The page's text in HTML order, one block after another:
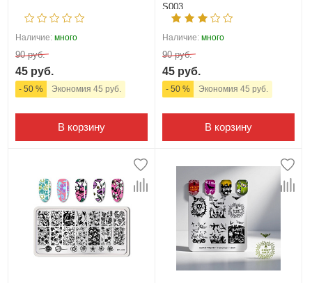
Наличие: много
90 руб.
45 руб.
- 50 % Экономия 45 руб.
В корзину
S003
Наличие: много
90 руб.
45 руб.
- 50 % Экономия 45 руб.
В корзину